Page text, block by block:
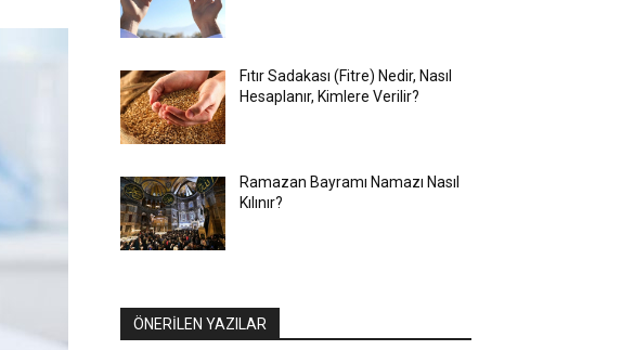
Fıtır Sadakası (Fitre) Nedir, Nasıl
Hesaplanır, Kimlere Verilir?
Ramazan Bayramı Namazı Nasıl
Kılınır?
ÖNERİLEN YAZILAR